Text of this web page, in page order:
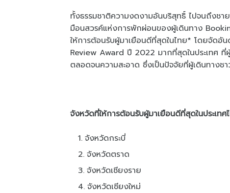
ทั้งธรรมชาติความงดงามอันบริสุทธิ์ ไปจนถึงชาย
มือนสวรค์แห่งการพักผ่อนของผู้เดินทาง
ให้การต้อนรับผู้มาเยือนดีที่สุดในไทย* โดยจัด
Review Award ปี 2022 มากที่สุดในประเทศ ที่
ตลอดจนความสะอาด ซึ่งเป็นปัจจัยที่ผู้เดินทางช
จังหวัดที่ให้การต้อนรับผู้มาเยือนดีที่สุดในประเทศ
จังหวัดกระบี่
จังหวัดตราด
จังหวัดเชียงราย
จังหวัดเชียงใหม่